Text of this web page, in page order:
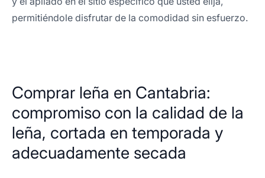
permitiéndole disfrutar de la comodidad sin esfuerzo.
Comprar leña en Cantabria:
compromiso con la calidad de la
leña, cortada en temporada y
adecuadamente secada